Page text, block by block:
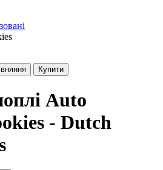
Купити
Auto
- Dutch